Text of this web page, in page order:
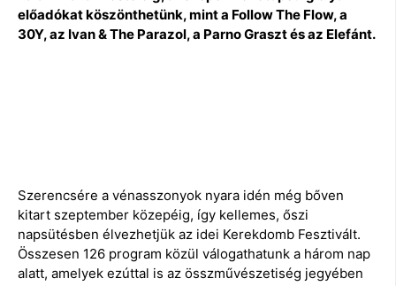
előadókat köszönthetünk, mint a Follow The Flow, a
30Y, az Ivan & The Parazol, a Parno Graszt és az Elefánt.
Szerencsére a vénasszonyok nyara idén még bőven
kitart szeptember közepéig, így kellemes, őszi
napsütésben élvezhetjük az idei Kerekdomb Fesztivált.
Összesen 126 program közül válogathatunk a három nap
alatt, amelyek ezúttal is az összművészetiség jegyében